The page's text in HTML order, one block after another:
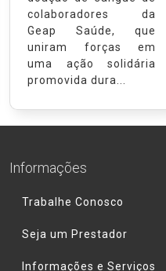
colaboradores da
Geap Saúde, que
uniram forças em
uma ação solidária
promovida dura...
Informações
Trabalhe Conosco
Seja um Prestador
Informações e Serviços